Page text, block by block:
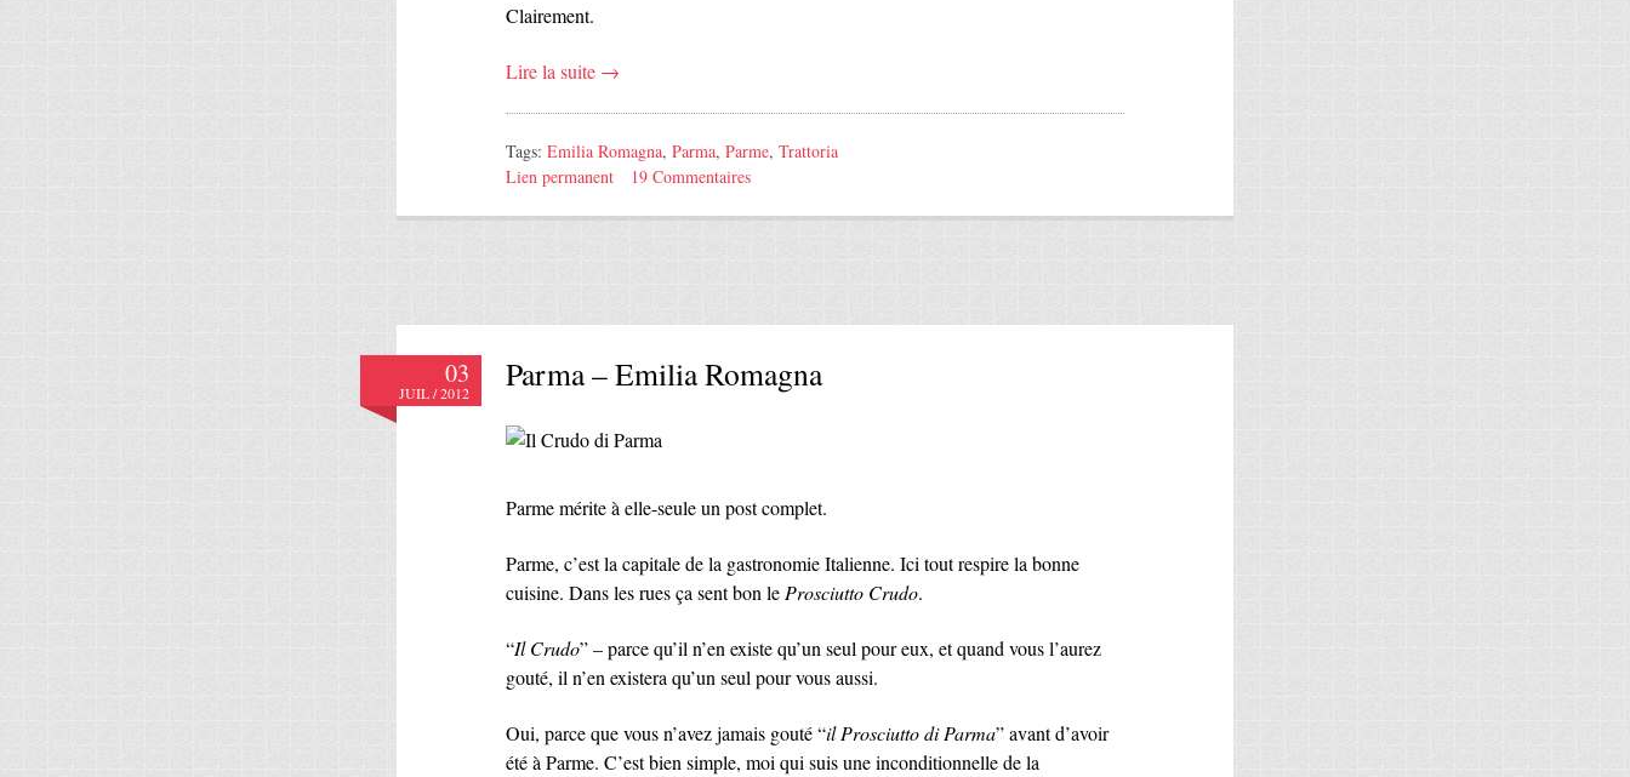
Clairement.
Lire la suite →
Tags: Emilia Romagna, Parma, Parme, Trattoria
Lien permanent
19 Commentaires
03
JUIL / 2012 Parma – Emilia Romagna
Parme mérite à elle-seule un post complet.
Parme, c’est la capitale de la gastronomie Italienne. Ici tout respire la bonne
cuisine. Dans les rues ça sent bon le Prosciutto Crudo.
“Il Crudo” – parce qu’il n’en existe qu’un seul pour eux, et quand vous l’aurez
gouté, il n’en existera qu’un seul pour vous aussi.
Oui, parce que vous n’avez jamais gouté “il Prosciutto di Parma” avant d’avoir
été à Parme. C’est bien simple, moi qui suis une inconditionnelle de la